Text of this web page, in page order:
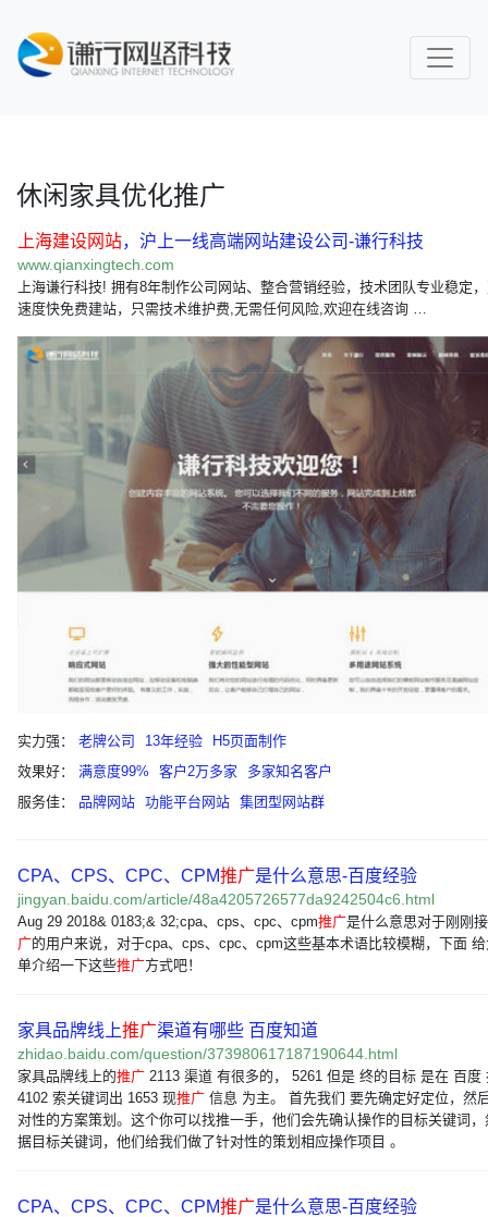
休闲家具优化推广
上海建设网站，沪上一线高端网站建设公司-谦行科技
www.qianxingtech.com
上海谦行科技! 拥有8年制作公司网站、整合营销经验，技术团队专业稳定
速度快免费建站，只需技术维护费,无需任何风险,欢迎在线咨询 …
实力强： 老牌公司 13年经验
H5页面制作
效果好：
满意度99% 客户2万多家
多家知名客户
服务佳：
品牌网站 功能平台网站 集团型网站群
CPA、CPS、CPC、CPM推广是什么意思-百度经验
jingyan.baidu.com/article/48a4205726577da9242504c6.html
Aug 29 2018& 0183;& 32;cpa、cps、cpc、cpm推广是什么意思对于刚刚
广的用户来说，对于cpa、cps、cpc、cpm这些基本术语比较模糊，下面
单介绍一下这些推广方式吧！
家具品牌线上推广渠道有哪些 百度知道
zhidao.baidu.com/question/373980617187190644.html
家具品牌线上的推广 2113 渠道 有很多的， 5261 但是 终的目标 是在 百度
4102 索关键词出 1653 现推广 信息 为主。 首先我们 要先确定好定位，然
对性的方案策划。这个你可以找推一手，他们会先确认操作的目标关键词
据目标关键词，他们给我们做了针对性的策划相应操作项目 。
CPA、CPS、CPC、CPM推广是什么意思-百度经验